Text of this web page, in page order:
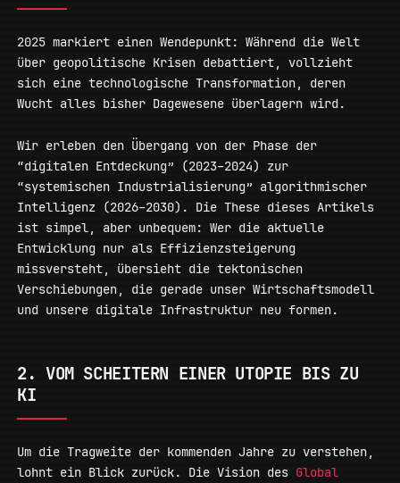
2025 markiert einen Wendepunkt: Während die Welt
über geopolitische Krisen debattiert, vollzieht
sich eine technologische Transformation, deren
Wucht alles bisher Dagewesene überlagern wird.
Wir erleben den Übergang von der Phase der
“digitalen Entdeckung” (2023–2024) zur
“systemischen Industrialisierung” algorithmischer
Intelligenz (2026–2030). Die These dieses Artikels
ist simpel, aber unbequem: Wer die aktuelle
Entwicklung nur als Effizienzsteigerung
missversteht, übersieht die tektonischen
Verschiebungen, die gerade unser Wirtschaftsmodell
und unsere digitale Infrastruktur neu formen.
2. VOM SCHEITERN EINER UTOPIE BIS ZU
KI
Um die Tragweite der kommenden Jahre zu verstehen,
lohnt ein Blick zurück. Die Vision des Global